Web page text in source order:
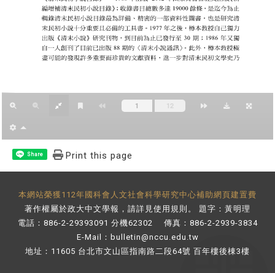
Share Print this page
本網站榮獲112年國科會人文社會科學研究中心補助網頁建置費
著作權屬於政大中文學報，請詳見使用規則 。 題字：黃明理
電話：886-2-29393091 分機62302 傳真：886-2-2939-3834
E-Mail： bulletin@nccu.edu.tw
地址：11605 台北市文山區指南路二段64號 百年樓後棟3樓